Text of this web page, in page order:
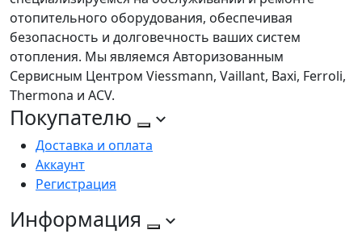
отопительного оборудования, обеспечивая
безопасность и долговечность ваших систем
отопления. Мы являемся Авторизованным
Сервисным Центром Viessmann, Vaillant, Baxi, Ferroli,
Thermona и ACV.
Покупателю
Доставка и оплата
Аккаунт
Регистрация
Информация